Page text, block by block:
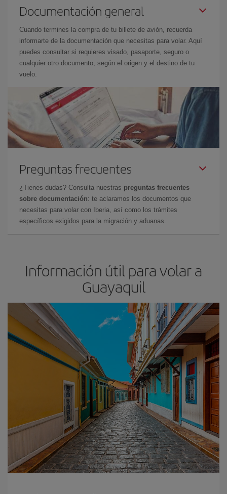
Documentación general
Cuando termines la compra de tu billete de avión, recuerda
informarte de la documentación que necesitas para volar. Aquí
puedes consultar si requieres visado, pasaporte, seguro o
cualquier otro documento, según el origen y el destino de tu
vuelo.
Preguntas frecuentes
¿Tienes dudas? Consulta nuestras preguntas frecuentes
sobre documentación: te aclaramos los documentos que
necesitas para volar con Iberia, así como los trámites
específicos exigidos para la migración y aduanas.
Información útil para volar a
Guayaquil